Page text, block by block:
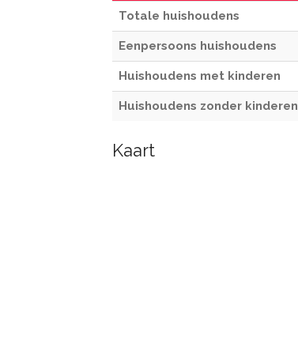
Totale huishoudens
Eenpersoons huishoudens
Huishoudens met kinderen
Huishoudens zonder kinderen
Kaart